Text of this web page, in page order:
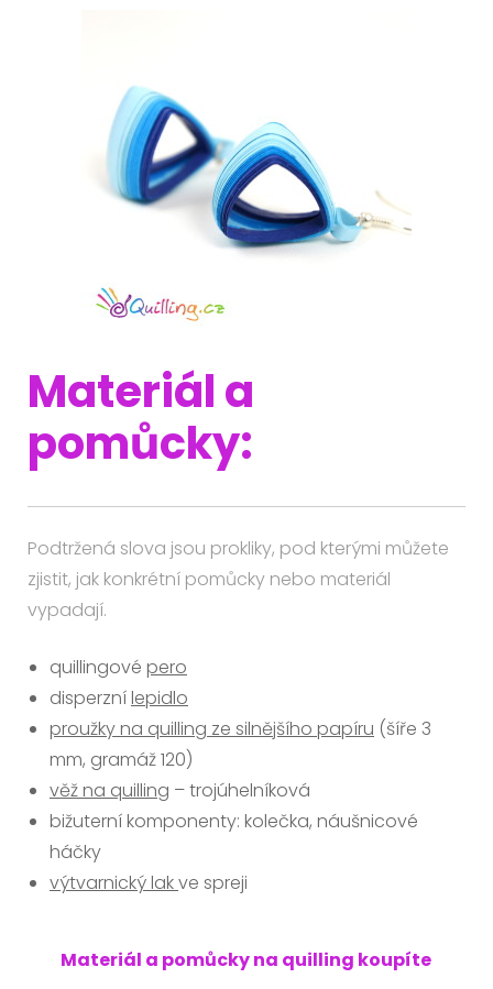
Materiál a
pomůcky:
Podtržená slova jsou prokliky, pod kterými můžete
zjistit, jak konkrétní pomůcky nebo materiál
vypadají.
quillingové pero
disperznílepidlo
proužky na quilling ze silnějšího papíru (šíře 3
mm, gramáž 120)
věž na quilling – trojúhelníková
bižuterní komponenty: kolečka, náušnicové
háčky
výtvarnický lakve spreji
Materiál a pomůcky na quilling koupíte